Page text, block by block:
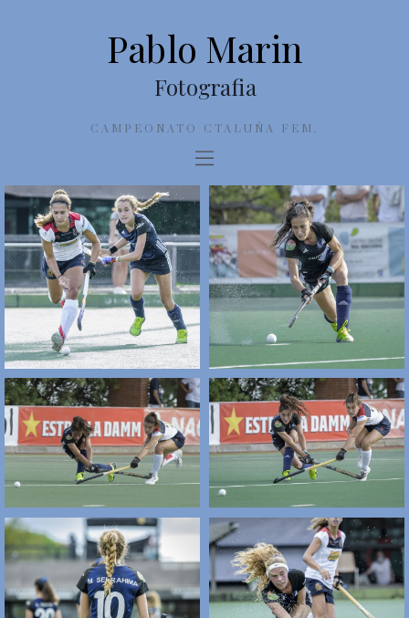
Pablo Marin
Fotografia
CAMPEONATO CTALUÑA FEM.